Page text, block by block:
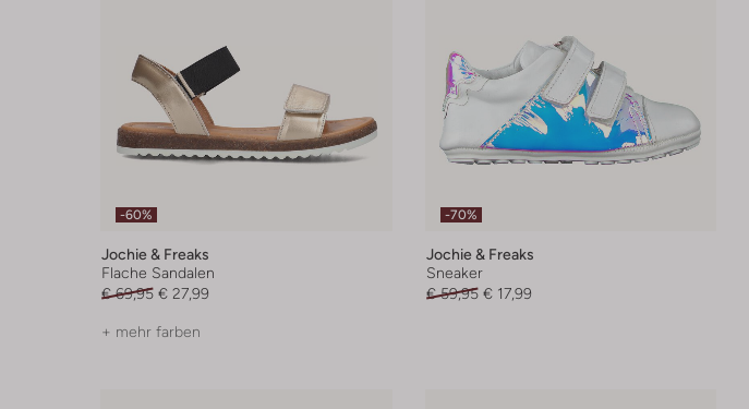
-60%
Jochie & Freaks
Flache Sandalen
€ 69,95 € 27,99
+ mehr farben
-70%
Jochie & Freaks
Sneaker
€ 59,95 € 17,99